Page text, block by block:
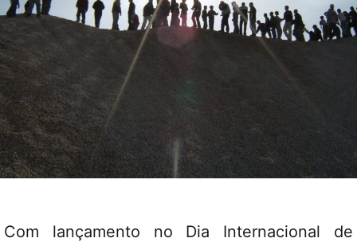
Com lançamento no Dia Internacional de